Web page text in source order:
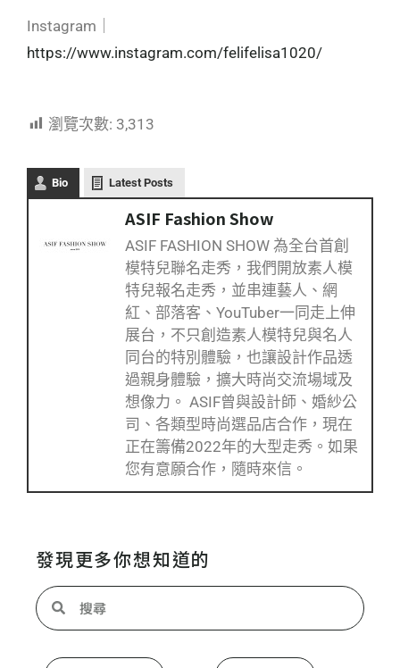
Instagram｜
https://www.instagram.com/felifelisa1020/
瀏覽次數: 3,313
Bio Latest Posts
ASIF Fashion Show
ASIF FASHION SHOW 為全台首創
模特兒聯名走秀，我們開放素人模
特兒報名走秀，並串連藝人、網
紅、部落客、YouTuber一同走上伸
展台，不只創造素人模特兒與名人
同台的特別體驗，也讓設計作品透
過親身體驗，擴大時尚交流場域及
想像力。 ASIF曾與設計師、婚紗公
司、各類型時尚選品店合作，現在
正在籌備2022年的大型走秀。如果
您有意願合作，隨時來信。
發現更多你想知道的